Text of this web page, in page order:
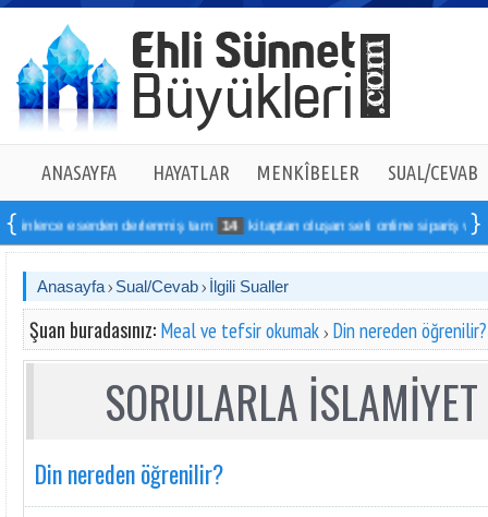
ANASAYFA HAYATLAR MENKÎBELER SUAL/CEVAB
derlenmiş tam 14 kitaptan oluşan seti online sipariş verebilirsiniz
Anasayfa Sual/Cevab İlgili Sualler
Şuan buradasınız: Meal ve tefsir okumak Din nereden öğrenilir?
SORULARLA
Din nereden öğrenilir?